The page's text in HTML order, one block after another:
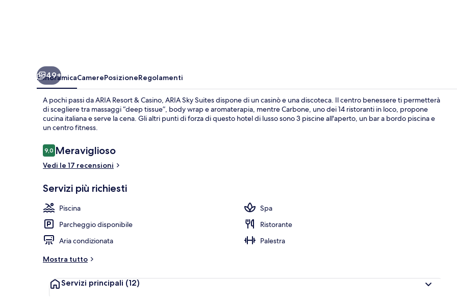
49+
PanoramicaCamerePosizioneRegolamenti
A pochi passi da ARIA Resort & Casino, ARIA Sky Suites dispone di un casinò e una discoteca. Il centro benessere ti permetterà
di scegliere tra massaggi “deep tissue”, body wrap e aromaterapia, mentre Carbone, uno dei 14 ristoranti in loco, propone
cucina italiana e serve la cena. Gli altri punti di forza di questo hotel di lusso sono 3 piscine all'aperto, un bar a bordo piscina e
un centro fitness.
Recensioni
9,09,0 su 10
Meraviglioso
Vedi le 17 recensioni
Servizi più richiesti
Piscina
Spa
Parcheggio disponibile
Ristorante
Aria condizionata
Palestra
Mostra tutto
Servizi principali (12)